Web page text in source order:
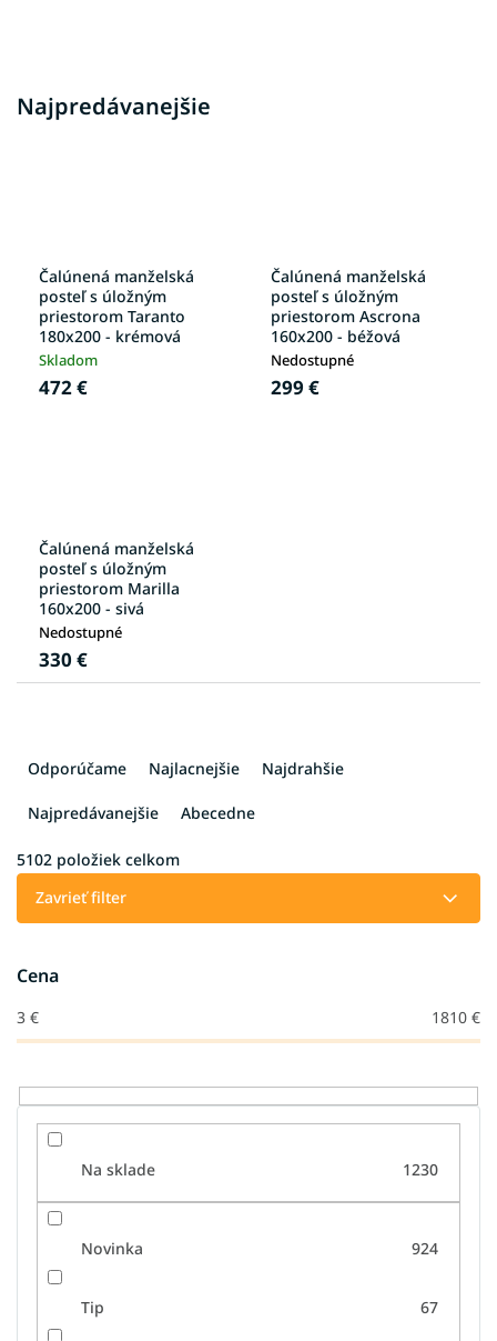
Najpredávanejšie
Čalúnená manželská
posteľ s úložným
priestorom Taranto
180x200 - krémová
Skladom
472 €
Čalúnená manželská
posteľ s úložným
priestorom Ascrona
160x200 - béžová
Nedostupné
299 €
Čalúnená manželská
posteľ s úložným
priestorom Marilla
160x200 - sivá
Nedostupné
330 €
a
i
d
u
k
o
v
Odporúčame Najlacnejšie Najdrahšie
Najpredávanejšie Abecedne
5102 položiek celkom
Zavrieť filter
Cena
3 € 1810 €
Na sklade 1230
Novinka 924
Tip 67